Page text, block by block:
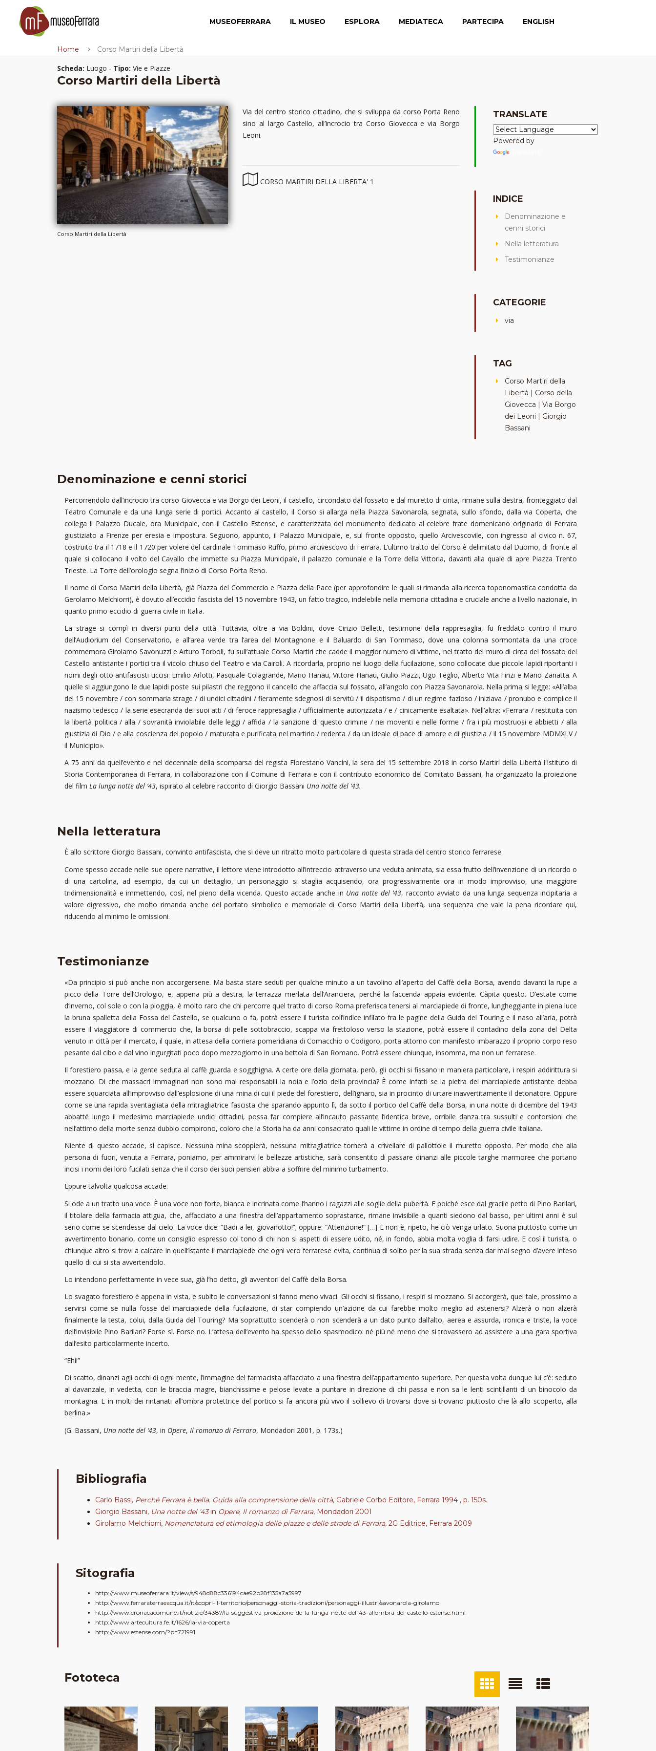
MUSEOFERRARA IL MUSEO ESPLORA MEDIATECA PARTECIPA ENGLISH
Home Corso Martiri della Libertà
Scheda: Luogo - Tipo: Vie e Piazze
Corso Martiri della Libertà
Corso Martiri della Libertà
Via del centro storico cittadino, che si sviluppa da corso Porta Reno
sino al largo Castello, all’incrocio tra Corso Giovecca e via Borgo
Leoni.
CORSO MARTIRI DELLA LIBERTA' 1
TRANSLATE
Powered by
INDICE
Denominazione e
cenni storici
Nella letteratura
Testimonianze
CATEGORIE
via
TAG
Corso Martiri della
Libertà | Corso della
Giovecca | Via Borgo
dei Leoni | Giorgio
Bassani
Denominazione e cenni storici
Percorrendolo dall’incrocio tra corso Giovecca e via Borgo dei Leoni, il castello, circondato dal fossato e dal muretto di cinta, rimane sulla destra, fronteggiato dal
Teatro Comunale e da una lunga serie di portici. Accanto al castello, il Corso si allarga nella Piazza Savonarola, segnata, sullo sfondo, dalla via Coperta, che
collega il Palazzo Ducale, ora Municipale, con il Castello Estense, e caratterizzata del monumento dedicato al celebre frate domenicano originario di Ferrara
giustiziato a Firenze per eresia e impostura. Seguono, appunto, il Palazzo Municipale, e, sul fronte opposto, quello Arcivescovile, con ingresso al civico n. 67,
costruito tra il 1718 e il 1720 per volere del cardinale Tommaso Ruffo, primo arcivescovo di Ferrara. L’ultimo tratto del Corso è delimitato dal Duomo, di fronte al
quale si collocano il volto del Cavallo che immette su Piazza Municipale, il palazzo comunale e la Torre della Vittoria, davanti alla quale di apre Piazza Trento
Trieste. La Torre dell’orologio segna l’inizio di Corso Porta Reno.
Il nome di Corso Martiri della Libertà, già Piazza del Commercio e Piazza della Pace (per approfondire le quali si rimanda alla ricerca toponomastica condotta da
Gerolamo Melchiorri), è dovuto all’eccidio fascista del 15 novembre 1943, un fatto tragico, indelebile nella memoria cittadina e cruciale anche a livello nazionale, in
quanto primo eccidio di guerra civile in Italia.
La strage si compì in diversi punti della città. Tuttavia, oltre a via Boldini, dove Cinzio Belletti, testimone della rappresaglia, fu freddato contro il muro
dell’Audiorium del Conservatorio, e all’area verde tra l’area del Montagnone e il Baluardo di San Tommaso, dove una colonna sormontata da una croce
commemora Girolamo Savonuzzi e Arturo Torboli, fu sull’attuale Corso Martiri che cadde il maggior numero di vittime, nel tratto del muro di cinta del fossato del
Castello antistante i portici tra il vicolo chiuso del Teatro e via Cairoli. A ricordarla, proprio nel luogo della fucilazione, sono collocate due piccole lapidi riportanti i
nomi degli otto antifascisti uccisi: Emilio Arlotti, Pasquale Colagrande, Mario Hanau, Vittore Hanau, Giulio Piazzi, Ugo Teglio, Alberto Vita Finzi e Mario Zanatta. A
quelle si aggiungono le due lapidi poste sui pilastri che reggono il cancello che affaccia sul fossato, all’angolo con Piazza Savonarola. Nella prima si legge: «All’alba
del 15 novembre / con sommaria strage / di undici cittadini / fieramente sdegnosi di servitù / il dispotismo / di un regime fazioso / iniziava / pronubo e complice il
nazismo tedesco / la serie esecranda dei suoi atti / di feroce rappresaglia / ufficialmente autorizzata / e / cinicamente esaltata». Nell’altra: «Ferrara / restituita con
la libertà politica / alla / sovranità inviolabile delle leggi / affida / la sanzione di questo crimine / nei moventi e nelle forme / fra i più mostruosi e abbietti / alla
giustizia di Dio / e alla coscienza del popolo / maturata e purificata nel martirio / redenta / da un ideale di pace di amore e di giustizia / il 15 novembre MDMXLV /
il Municipio».
A 75 anni da quell’evento e nel decennale della scomparsa del regista Florestano Vancini, la sera del 15 settembre 2018 in corso Martiri della Libertà l'Istituto di
Storia Contemporanea di Ferrara, in collaborazione con il Comune di Ferrara e con il contributo economico del Comitato Bassani, ha organizzato la proiezione
del film La lunga notte del ’43, ispirato al celebre racconto di Giorgio Bassani Una notte del ’43.
Nella letteratura
È allo scrittore Giorgio Bassani, convinto antifascista, che si deve un ritratto molto particolare di questa strada del centro storico ferrarese.
Come spesso accade nelle sue opere narrative, il lettore viene introdotto all’intreccio attraverso una veduta animata, sia essa frutto dell’invenzione di un ricordo o
di una cartolina, ad esempio, da cui un dettaglio, un personaggio si staglia acquisendo, ora progressivamente ora in modo improvviso, una maggiore
tridimensionalità e immettendo, così, nel pieno della vicenda. Questo accade anche in Una notte del ’43, racconto avviato da una lunga sequenza incipitaria a
valore digressivo, che molto rimanda anche del portato simbolico e memoriale di Corso Martiri della Libertà, una sequenza che vale la pena ricordare qui,
riducendo al minimo le omissioni.
Testimonianze
«Da principio si può anche non accorgersene. Ma basta stare seduti per qualche minuto a un tavolino all’aperto del Caffè della Borsa, avendo davanti la rupe a
picco della Torre dell’Orologio, e, appena più a destra, la terrazza merlata dell’Aranciera, perché la faccenda appaia evidente. Càpita questo. D’estate come
d’inverno, col sole o con la pioggia, è molto raro che chi percorre quel tratto di corso Roma preferisca tenersi al marciapiede di fronte, lungheggiante in piena luce
la bruna spalletta della Fossa del Castello, se qualcuno o fa, potrà essere il turista coll’indice infilato fra le pagine della Guida del Touring e il naso all’aria, potrà
essere il viaggiatore di commercio che, la borsa di pelle sottobraccio, scappa via frettoloso verso la stazione, potrà essere il contadino della zona del Delta
venuto in città per il mercato, il quale, in attesa della corriera pomeridiana di Comacchio o Codigoro, porta attorno con manifesto imbarazzo il proprio corpo reso
pesante dal cibo e dal vino ingurgitati poco dopo mezzogiorno in una bettola di San Romano. Potrà essere chiunque, insomma, ma non un ferrarese.
Il forestiero passa, e la gente seduta al caffè guarda e sogghigna. A certe ore della giornata, però, gli occhi si fissano in maniera particolare, i respiri addirittura si
mozzano. Di che massacri immaginari non sono mai responsabili la noia e l’ozio della provincia? È come infatti se la pietra del marciapiede antistante debba
essere squarciata all’improvviso dall’esplosione di una mina di cui il piede del forestiero, dell’ignaro, sia in procinto di urtare inavvertitamente il detonatore. Oppure
come se una rapida sventagliata della mitragliatrice fascista che sparando appunto lì, da sotto il portico del Caffè della Borsa, in una notte di dicembre del 1943
abbatté lungo il medesimo marciapiede undici cittadini, possa far compiere all’incauto passante l’identica breve, orribile danza tra sussulti e contorsioni che
nell’attimo della morte senza dubbio compirono, coloro che la Storia ha da anni consacrato quali le vittime in ordine di tempo della guerra civile italiana.
Niente di questo accade, si capisce. Nessuna mina scoppierà, nessuna mitragliatrice tornerà a crivellare di pallottole il muretto opposto. Per modo che alla
persona di fuori, venuta a Ferrara, poniamo, per ammirarvi le bellezze artistiche, sarà consentito di passare dinanzi alle piccole targhe marmoree che portano
incisi i nomi dei loro fucilati senza che il corso dei suoi pensieri abbia a soffrire del minimo turbamento.
Eppure talvolta qualcosa accade.
Si ode a un tratto una voce. È una voce non forte, bianca e incrinata come l’hanno i ragazzi alle soglie della pubertà. E poiché esce dal gracile petto di Pino Barilari,
il titolare della farmacia attigua, che, affacciato a una finestra dell’appartamento soprastante, rimane invisibile a quanti siedono dal basso, per ultimi anni è sul
serio come se scendesse dal cielo. La voce dice: “Badi a lei, giovanotto!”; oppure: “Attenzione!” […] E non è, ripeto, he ciò venga urlato. Suona piuttosto come un
avvertimento bonario, come un consiglio espresso col tono di chi non si aspetti di essere udito, né, in fondo, abbia molta voglia di farsi udire. E così il turista, o
chiunque altro si trovi a calcare in quell’istante il marciapiede che ogni vero ferrarese evita, continua di solito per la sua strada senza dar mai segno d’avere inteso
quello di cui si sta avvertendolo.
Lo intendono perfettamente in vece sua, già l’ho detto, gli avventori del Caffè della Borsa.
Lo svagato forestiero è appena in vista, e subito le conversazioni si fanno meno vivaci. Gli occhi si fissano, i respiri si mozzano. Si accorgerà, quel tale, prossimo a
servirsi come se nulla fosse del marciapiede della fucilazione, di star compiendo un’azione da cui farebbe molto meglio ad astenersi? Alzerà o non alzerà
finalmente la testa, colui, dalla Guida del Touring? Ma soprattutto scenderà o non scenderà a un dato punto dall’alto, aerea e assurda, ironica e triste, la voce
dell’invisibile Pino Barilari? Forse sì. Forse no. L’attesa dell’evento ha spesso dello spasmodico: né più né meno che si trovassero ad assistere a una gara sportiva
dall’esito particolarmente incerto.
“Ehi!”
Di scatto, dinanzi agli occhi di ogni mente, l’immagine del farmacista affacciato a una finestra dell’appartamento superiore. Per questa volta dunque lui c’è: seduto
al davanzale, in vedetta, con le braccia magre, bianchissime e pelose levate a puntare in direzione di chi passa e non sa le lenti scintillanti di un binocolo da
montagna. E in molti dei rintanati all’ombra protettrice del portico si fa ancora più vivo il sollievo di trovarsi dove si trovano piuttosto che là allo scoperto, alla
berlina.»
(G. Bassani, Una notte del ‘43, in Opere, Il romanzo di Ferrara, Mondadori 2001, p. 173s.)
Bibliografia
Carlo Bassi, Perché Ferrara è bella. Guida alla comprensione della città, Gabriele Corbo Editore, Ferrara 1994 , p. 150s.
Giorgio Bassani, Una notte del ‘43in Opere, Il romanzo di Ferrara, Mondadori 2001
Girolamo Melchiorri, Nomenclatura ed etimologia delle piazze e delle strade di Ferrara, 2G Editrice, Ferrara 2009
Sitografia
http://www.museoferrara.it/view/s/948d88c336194cae92b28f135a7a5997
http://www.ferraraterraeacqua.it/it/scopri-il-territorio/personaggi-storia-tradizioni/personaggi-illustri/savonarola-girolamo
http://www.cronacacomune.it/notizie/34387/la-suggestiva-proiezione-de-la-lunga-notte-del-43-allombra-del-castello-estense.html
http://www.artecultura.fe.it/1626/la-via-coperta
http://www.estense.com/?p=721991
Fototeca